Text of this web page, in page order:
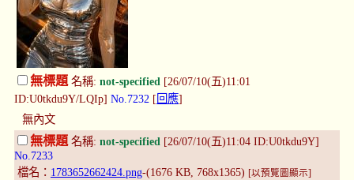
無標題名稱: not-specified [26/07/10(五)11:01
ID:U0tkdu9Y/LQIp] No.7232 [ 回應]
無內文
無標題名稱: not-specified [26/07/10(五)11:04 ID:U0tkdu9Y]
No.7233
檔名： 1783652662424.png-(1676 KB, 768x1365) [以預覽圖顯示]